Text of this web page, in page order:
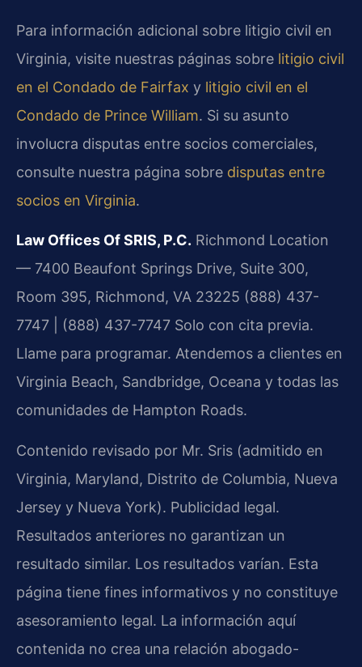
Para información adicional sobre litigio civil en
Virginia, visite nuestras páginas sobre litigio civil
en el Condado de Fairfax y litigio civil en el
Condado de Prince William. Si su asunto
involucra disputas entre socios comerciales,
consulte nuestra página sobre disputas entre
socios en Virginia.
Law Offices Of SRIS, P.C. Richmond Location
— 7400 Beaufont Springs Drive, Suite 300,
Room 395, Richmond, VA 23225 (888) 437-
7747 | (888) 437-7747 Solo con cita previa.
Llame para programar. Atendemos a clientes en
Virginia Beach, Sandbridge, Oceana y todas las
comunidades de Hampton Roads.
Contenido revisado por Mr. Sris (admitido en
Virginia, Maryland, Distrito de Columbia, Nueva
Jersey y Nueva York). Publicidad legal.
Resultados anteriores no garantizan un
resultado similar. Los resultados varían. Esta
página tiene fines informativos y no constituye
asesoramiento legal. La información aquí
contenida no crea una relación abogado-